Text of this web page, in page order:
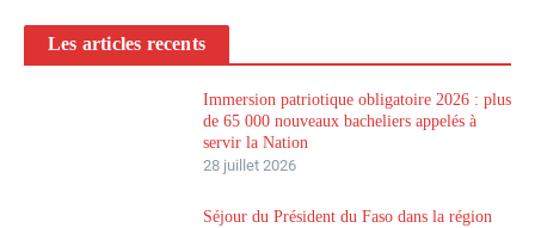
Les articles recents
Immersion patriotique obligatoire 2026 : plus
de 65 000 nouveaux bacheliers appelés à
servir la Nation
28 juillet 2026
Séjour du Président du Faso dans la région